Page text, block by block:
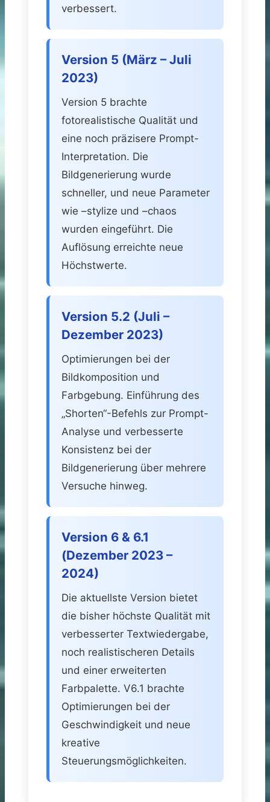
verbessert.
Version 5 (März – Juli
2023)
Version 5 brachte
fotorealistische Qualität und
eine noch präzisere Prompt-
Interpretation. Die
Bildgenerierung wurde
schneller, und neue Parameter
wie –stylize und –chaos
wurden eingeführt. Die
Auflösung erreichte neue
Höchstwerte.
Version 5.2 (Juli –
Dezember 2023)
Optimierungen bei der
Bildkomposition und
Farbgebung. Einführung des
„Shorten“-Befehls zur Prompt-
Analyse und verbesserte
Konsistenz bei der
Bildgenerierung über mehrere
Versuche hinweg.
Version 6 & 6.1
(Dezember 2023 –
2024)
Die aktuellste Version bietet
die bisher höchste Qualität mit
verbesserter Textwiedergabe,
noch realistischeren Details
und einer erweiterten
Farbpalette. V6.1 brachte
Optimierungen bei der
Geschwindigkeit und neue
kreative
Steuerungsmöglichkeiten.